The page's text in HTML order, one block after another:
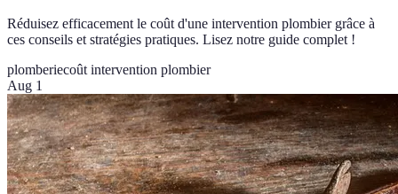
Réduisez efficacement le coût d'une intervention plombier grâce à
ces conseils et stratégies pratiques. Lisez notre guide complet !
plomberiecoût intervention plombier
Aug 1